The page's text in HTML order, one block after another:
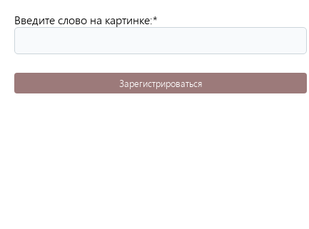
Введите слово на картинке:*
Зарегистрироваться